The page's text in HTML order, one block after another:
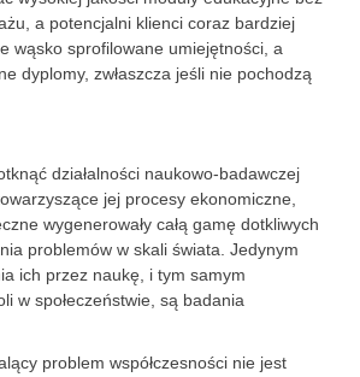
a potencjalni klienci coraz bardziej
wąsko sprofilowane umiejętności, a
dyplomy, zwłaszcza jeśli nie pochodzą
działalności naukowo-badawczej
jej procesy ekonomiczne,
wygenerowały całą gamę dotkliwych
problemów w skali świata. Jedynym
ich przez naukę, i tym samym
w społeczeństwie, są badania
problem współczesności nie jest